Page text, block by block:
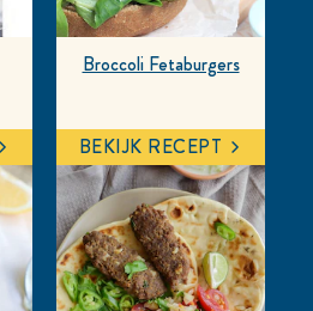
Broccoli Fetaburgers
BEKIJK RECEPT